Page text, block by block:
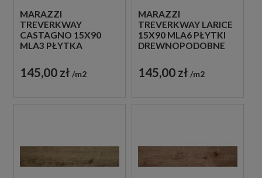
MARAZZI
TREVERKWAY
CASTAGNO 15X90
MLA3 PŁYTKA
145,00 zł m2
MARAZZI
TREVERKWAY LARICE
15X90 MLA6 PŁYTKI
DREWNOPODOBNE
145,00 zł m2